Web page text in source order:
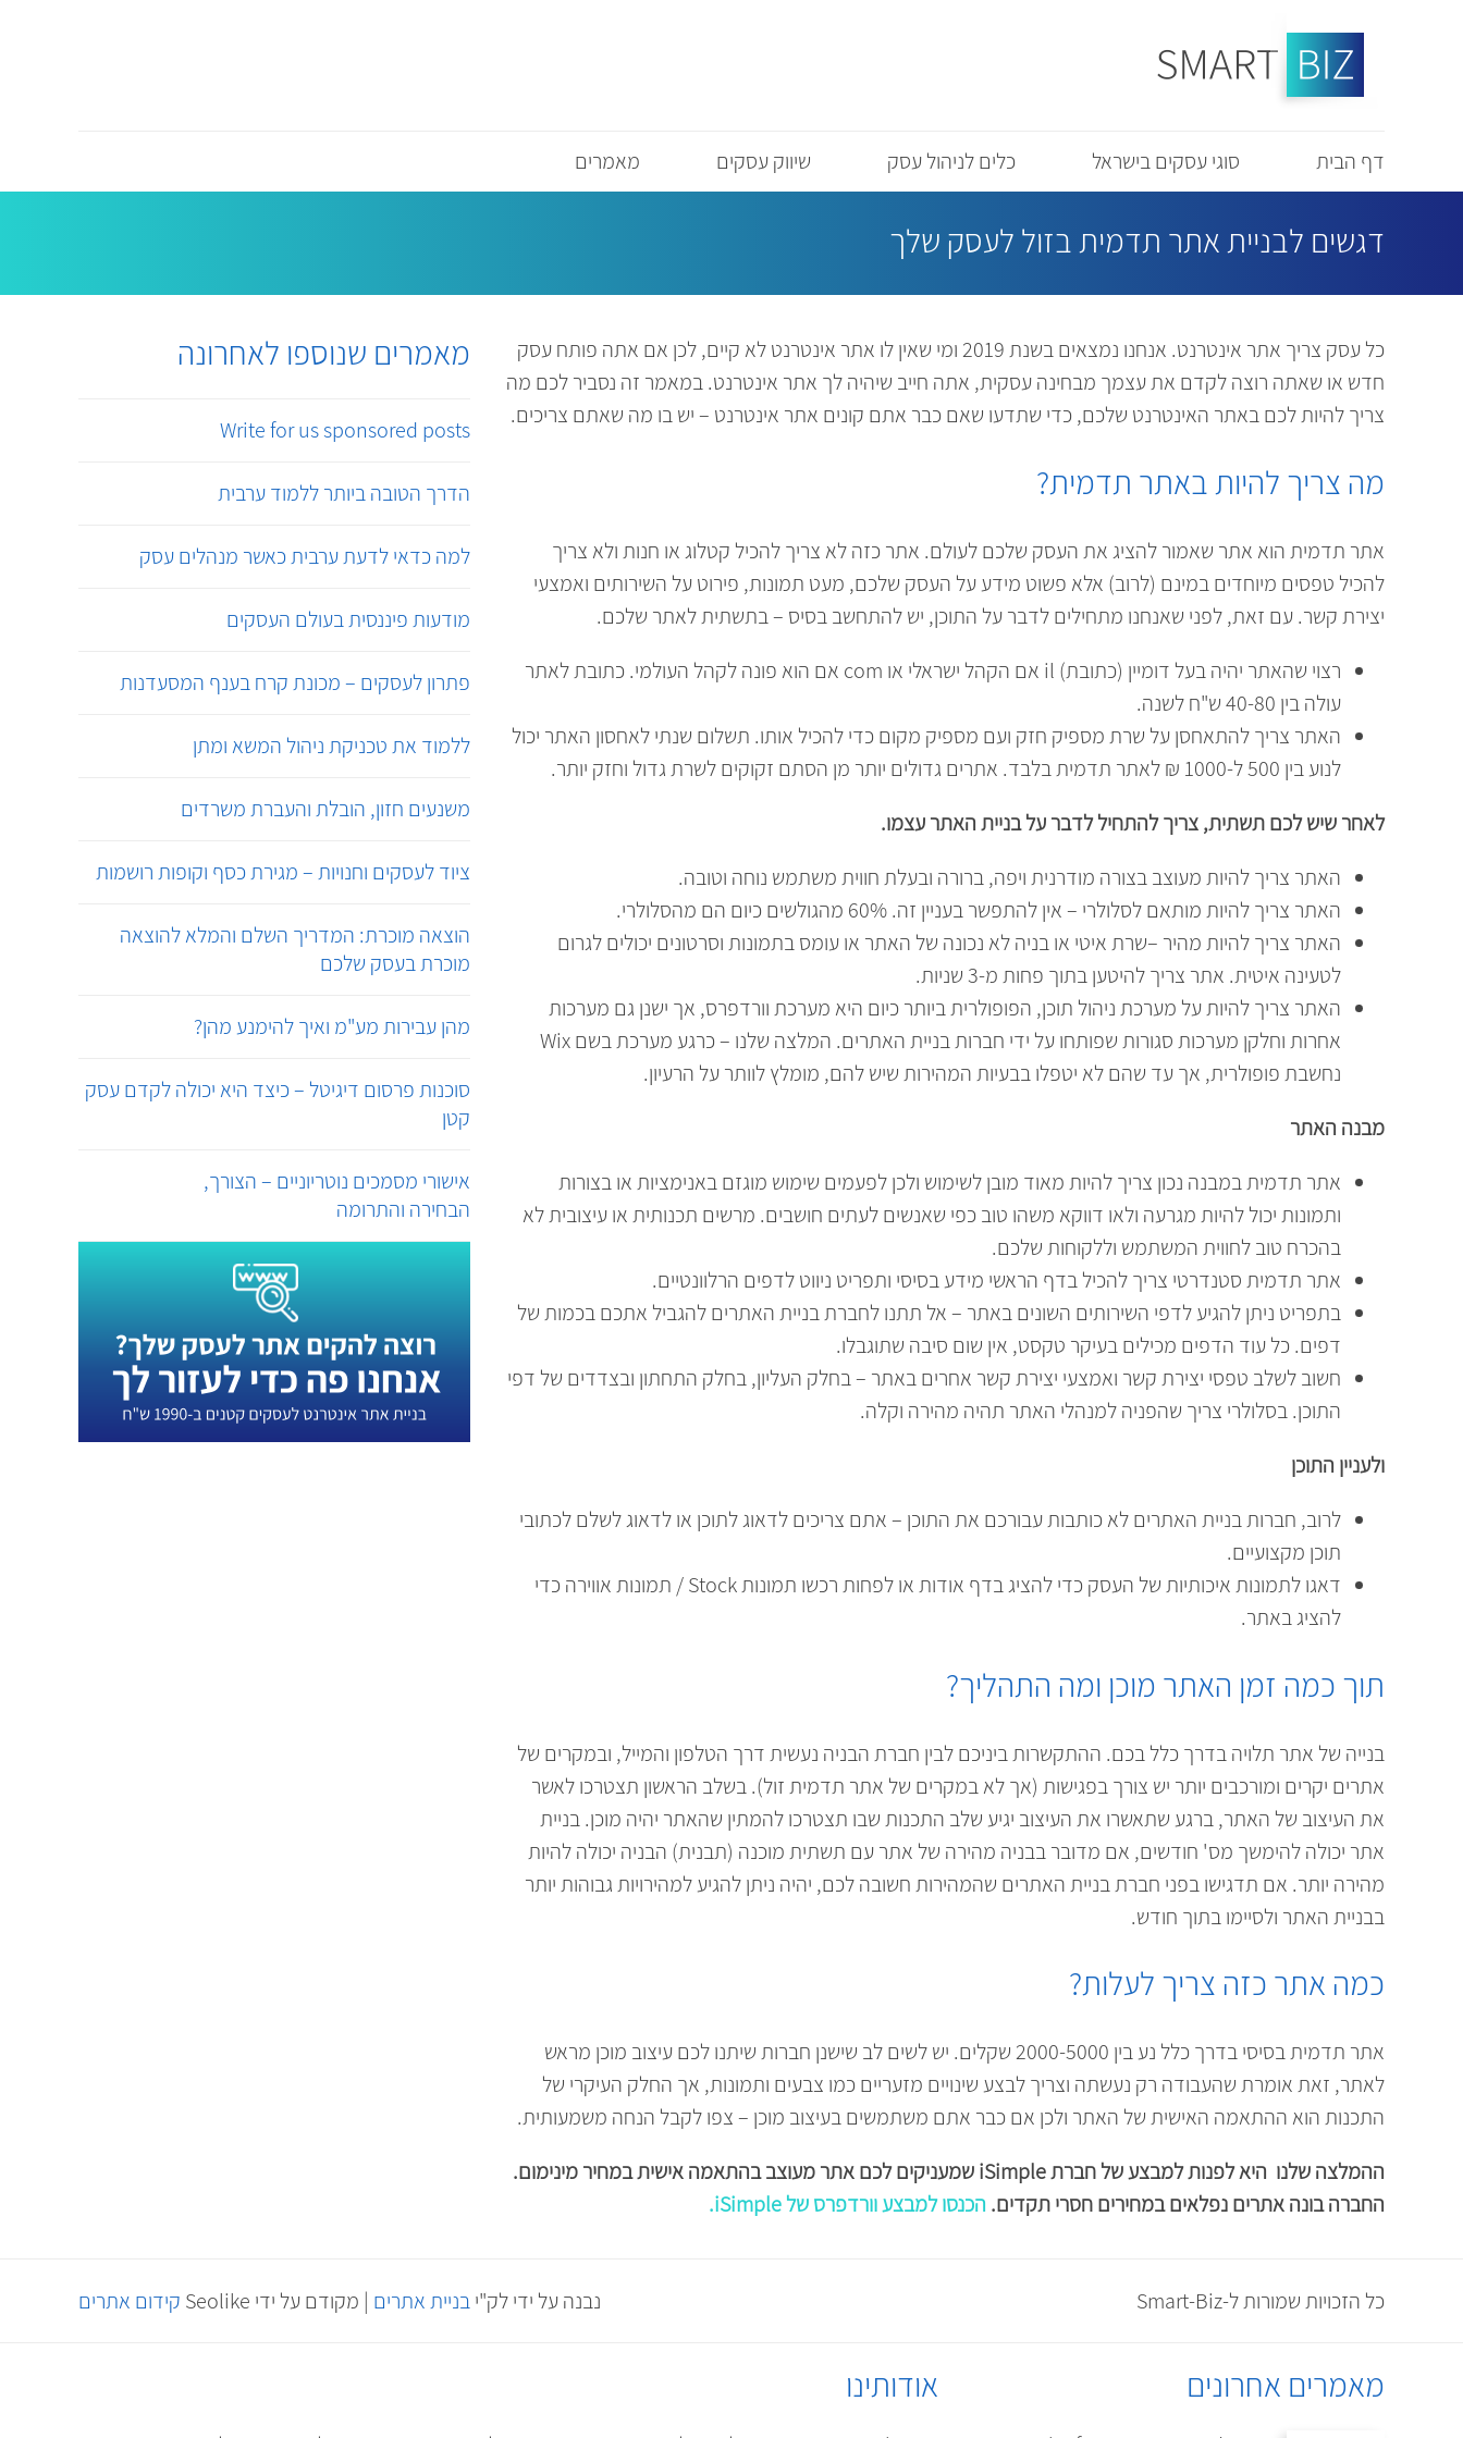
דף הבית סוגי עסקים בישראל כלים לניהול עסק שיווק עסקים מאמרים
דגשים לבניית אתר תדמית בזול לעסק שלך
כל עסק צריך אתר אינטרנט. אנחנו נמצאים בשנת 2019 ומי שאין לו אתר אינטרנט לא קיים, לכן אם אתה פותח עסק
חדש או שאתה רוצה לקדם את עצמך מבחינה עסקית, אתה חייב שיהיה לך אתר אינטרנט. במאמר זה נסביר לכם מה
צריך להיות לכם באתר האינטרנט שלכם, כדי שתדעו שאם כבר אתם קונים אתר אינטרנט – יש בו מה שאתם צריכים.
מה צריך להיות באתר תדמית?
אתר תדמית הוא אתר שאמור להציג את העסק שלכם לעולם. אתר כזה לא צריך להכיל קטלוג או חנות ולא צריך
להכיל טפסים מיוחדים במינם (לרוב) אלא פשוט מידע על העסק שלכם, מעט תמונות, פירוט על השירותים ואמצעי
יצירת קשר. עם זאת, לפני שאנחנו מתחילים לדבר על התוכן, יש להתחשב בסיס – בתשתית לאתר שלכם.
רצוי שהאתר יהיה בעל דומיין (כתובת) il אם הקהל ישראלי או com אם הוא פונה לקהל העולמי. כתובת לאתר
עולה בין 40-80 ש"ח לשנה.
האתר צריך להתאחסן על שרת מספיק חזק ועם מספיק מקום כדי להכיל אותו. תשלום שנתי לאחסון האתר יכול
לנוע בין 500 ל-1000 ₪ לאתר תדמית בלבד. אתרים גדולים יותר מן הסתם זקוקים לשרת גדול וחזק יותר.
לאחר שיש לכם תשתית, צריך להתחיל לדבר על בניית האתר עצמו.
האתר צריך להיות מעוצב בצורה מודרנית ויפה, ברורה ובעלת חווית משתמש נוחה וטובה.
האתר צריך להיות מותאם לסלולרי – אין להתפשר בעניין זה. 60% מהגולשים כיום הם מהסלולרי.
האתר צריך להיות מהיר –שרת איטי או בניה לא נכונה של האתר או עומס בתמונות וסרטונים יכולים לגרום
לטעינה איטית. אתר צריך להיטען בתוך פחות מ-3 שניות.
האתר צריך להיות על מערכת ניהול תוכן, הפופולרית ביותר כיום היא מערכת וורדפרס, אך ישנן גם מערכות
אחרות וחלקן מערכות סגורות שפותחו על ידי חברות בניית האתרים. המלצה שלנו – כרגע מערכת בשם Wix
נחשבת פופולרית, אך עד שהם לא יטפלו בבעיות המהירות שיש להם, מומלץ לוותר על הרעיון.
מבנה האתר
אתר תדמית במבנה נכון צריך להיות מאוד מובן לשימוש ולכן לפעמים שימוש מוגזם באנימציות או בצורות
ותמונות יכול להיות מגרעה ולאו דווקא משהו טוב כפי שאנשים לעתים חושבים. מרשים תכנותית או עיצובית לא
בהכרח טוב לחווית המשתמש וללקוחות שלכם.
אתר תדמית סטנדרטי צריך להכיל בדף הראשי מידע בסיסי ותפריט ניווט לדפים הרלוונטיים.
בתפריט ניתן להגיע לדפי השירותים השונים באתר – אל תתנו לחברת בניית האתרים להגביל אתכם בכמות של
דפים. כל עוד הדפים מכילים בעיקר טקסט, אין שום סיבה שתוגבלו.
חשוב לשלב טפסי יצירת קשר ואמצעי יצירת קשר אחרים באתר – בחלק העליון, בחלק התחתון ובצדדים של דפי
התוכן. בסלולרי צריך שהפניה למנהלי האתר תהיה מהירה וקלה.
ולעניין התוכן
לרוב, חברות בניית האתרים לא כותבות עבורכם את התוכן – אתם צריכים לדאוג לתוכן או לדאוג לשלם לכתובי
תוכן מקצועיים.
דאגו לתמונות איכותיות של העסק כדי להציג בדף אודות או לפחות רכשו תמונות Stock / תמונות אווירה כדי
להציג באתר.
תוך כמה זמן האתר מוכן ומה התהליך?
בנייה של אתר תלויה בדרך כלל בכם. ההתקשרות ביניכם לבין חברת הבניה נעשית דרך הטלפון והמייל, ובמקרים של
אתרים יקרים ומורכבים יותר יש צורך בפגישות (אך לא במקרים של אתר תדמית זול). בשלב הראשון תצטרכו לאשר
את העיצוב של האתר, ברגע שתאשרו את העיצוב יגיע שלב התכנות שבו תצטרכו להמתין שהאתר יהיה מוכן. בניית
אתר יכולה להימשך מס' חודשים, אם מדובר בבניה מהירה של אתר עם תשתית מוכנה (תבנית) הבניה יכולה להיות
מהירה יותר. אם תדגישו בפני חברת בניית האתרים שהמהירות חשובה לכם, יהיה ניתן להגיע למהירויות גבוהות יותר
בבניית האתר ולסיימו בתוך חודש.
כמה אתר כזה צריך לעלות?
אתר תדמית בסיסי בדרך כלל נע בין 2000-5000 שקלים. יש לשים לב שישנן חברות שיתנו לכם עיצוב מוכן מראש
לאתר, זאת אומרת שהעבודה רק נעשתה וצריך לבצע שינויים מזעריים כמו צבעים ותמונות, אך החלק העיקרי של
התכנות הוא ההתאמה האישית של האתר ולכן אם כבר אתם משתמשים בעיצוב מוכן – צפו לקבל הנחה משמעותית.
ההמלצה שלנו היא לפנות למבצע של חברתiSimpleשמעניקים לכם אתר מעוצב בהתאמה אישית במחיר מינימום.
החברה בונה אתרים נפלאים במחירים חסרי תקדים. הכנסו למבצע וורדפרס שלiSimple
.
מאמרים שנוספו לאחרונה
Write for us sponsored posts
הדרך הטובה ביותר ללמוד ערבית
למה כדאי לדעת ערבית כאשר מנהלים עסק
מודעות פיננסית בעולם העסקים
פתרון לעסקים – מכונת קרח בענף המסעדנות
ללמוד את טכניקת ניהול המשא ומתן
משנעים חזון, הובלת והעברת משרדים
ציוד לעסקים וחנויות – מגירת כסף וקופות רושמות
הוצאה מוכרת: המדריך השלם והמלא להוצאה
מוכרת בעסק שלכם
מהן עבירות מע"מ ואיך להימנע מהן?
סוכנות פרסום דיגיטל – כיצד היא יכולה לקדם עסק
קטן
אישורי מסמכים נוטריוניים – הצורך,
הבחירה והתרומה
מאמרים אחרונים אודותינו
כל הזכויות שמורות ל-Smart-Biz נבנה על ידי לק"יבניית אתרים | מקודם על ידי Seolike קידום אתרים